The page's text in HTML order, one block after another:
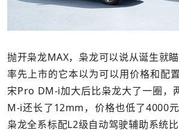
抛开枭龙MAX，枭龙可以说从诞生就
率先上市的它本以为可以用价格和配
宋Pro DM-i加大后比枭龙大了一圈，
M-i还长了12mm，价格也低了4000元
枭龙全系标配L2级自动驾驶辅助系统